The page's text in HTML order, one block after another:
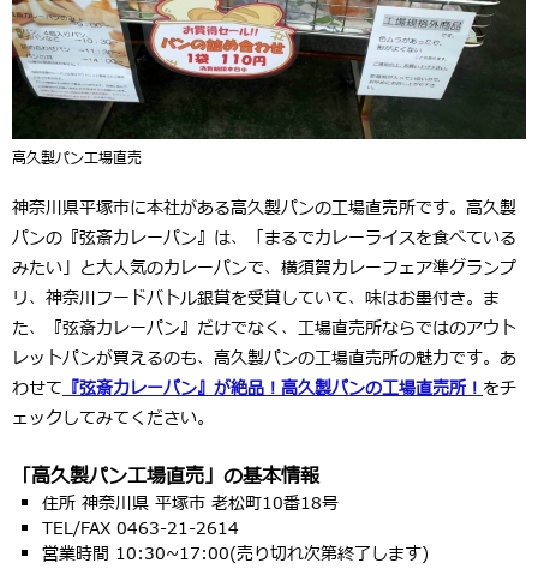
高久製パン工場直売
神奈川県平塚市に本社がある高久製パンの工場直売所です。高久製
パンの『弦斎カレーパン』は、「まるでカレーライスを食べている
みたい」と大人気のカレーパンで、横須賀カレーフェア準グランプ
リ、神奈川フードバトル銀賞を受賞していて、味はお墨付き。ま
た、『弦斎カレーパン』だけでなく、工場直売所ならではのアウト
レットパンが買えるのも、高久製パンの工場直売所の魅力です。あ
わせて『弦斎カレーパン』が絶品！高久製パンの工場直売所！をチ
ェックしてみてください。
「高久製パン工場直売」の基本情報
住所 神奈川県 平塚市 老松町10番18号
TEL/FAX 0463-21-2614
営業時間 10:30~17:00(売り切れ次第終了します)